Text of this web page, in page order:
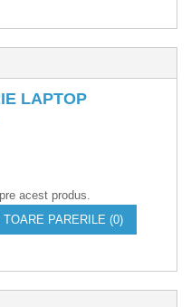
LAPTOP
acest produs.
PARERILE (0)